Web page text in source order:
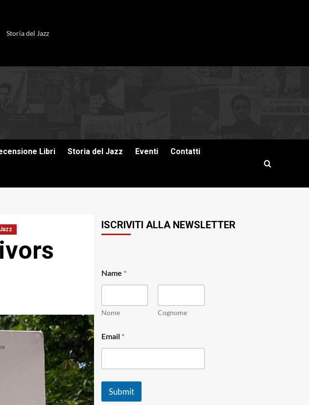
Storia del Jazz
Libri Storia del Jazz Eventi Contatti
ISCRIVITI ALLA NEWSLETTER
a
m
N
a
N
a
e
Name *
Nome Cognome
Email *
Submit